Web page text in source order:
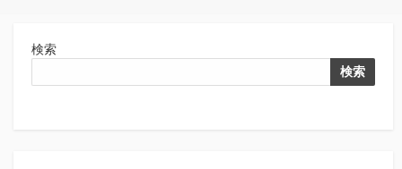
検索
検索